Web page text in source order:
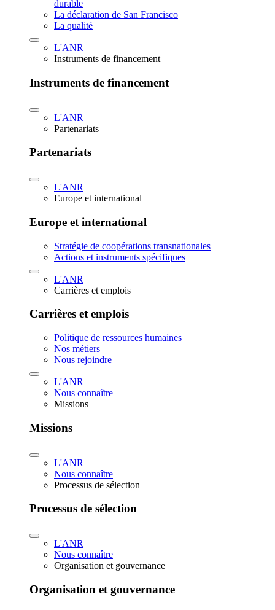
durable
La déclaration de San Francisco
La qualité
L'ANR
Instruments de financement
Instruments de financement
L'ANR
Partenariats
Partenariats
L'ANR
Europe et international
Europe et international
Stratégie de coopérations transnationales
Actions et instruments spécifiques
L'ANR
Carrières et emplois
Carrières et emplois
Politique de ressources humaines
Nos métiers
Nous rejoindre
L'ANR
Nous connaître
Missions
Missions
L'ANR
Nous connaître
Processus de sélection
Processus de sélection
L'ANR
Nous connaître
Organisation et gouvernance
Organisation et gouvernance